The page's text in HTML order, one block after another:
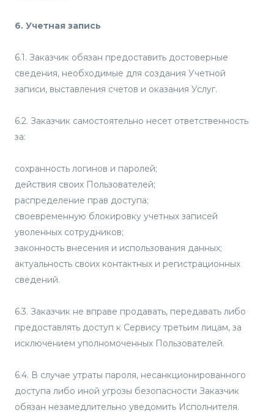
6. Учетная запись
6.1. Заказчик обязан предоставить достоверные
сведения, необходимые для создания Учетной
записи, выставления счетов и оказания Услуг.
6.2. Заказчик самостоятельно несет ответственность
за:
сохранность логинов и паролей;
действия своих Пользователей;
распределение прав доступа;
своевременную блокировку учетных записей
уволенных сотрудников;
законность внесения и использования данных;
актуальность своих контактных и регистрационных
сведений.
6.3. Заказчик не вправе продавать, передавать либо
предоставлять доступ к Сервису третьим лицам, за
исключением уполномоченных Пользователей.
6.4. В случае утраты пароля, несанкционированного
доступа либо иной угрозы безопасности Заказчик
обязан незамедлительно уведомить Исполнителя.